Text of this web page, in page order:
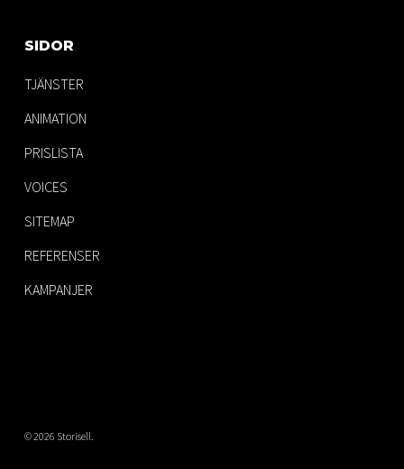
SIDOR
TJÄNSTER
ANIMATION
PRISLISTA
VOICES
SITEMAP
REFERENSER
KAMPANJER
© 2026 Storisell.